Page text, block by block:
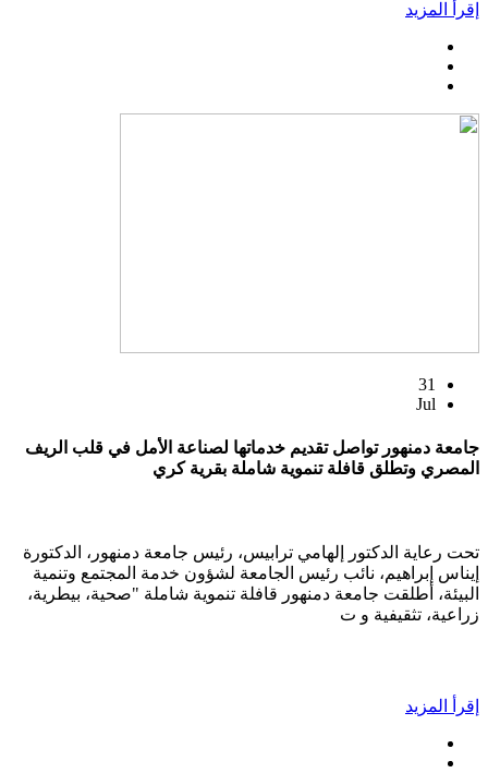
إقرأ المزيد
31
Jul
جامعة دمنهور تواصل تقديم خدماتها لصناعة الأمل في قلب الريف
المصري وتطلق قافلة تنموية شاملة بقرية كري
تحت رعاية الدكتور إلهامي ترابيس، رئيس جامعة دمنهور، الدكتورة
إيناس إبراهيم، نائب رئيس الجامعة لشؤون خدمة المجتمع وتنمية
البيئة، أطلقت جامعة دمنهور قافلة تنموية شاملة "صحية، بيطرية،
زراعية، تثقيفية و ت
إقرأ المزيد